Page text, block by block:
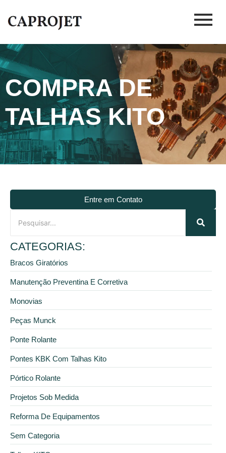
COMPRA DE
TALHAS KITO
Entre em Contato
CATEGORIAS:
Bracos Giratórios
Manutenção Preventina E Corretiva
Monovias
Peças Munck
Ponte Rolante
Pontes KBK Com Talhas Kito
Pórtico Rolante
Projetos Sob Medida
Reforma De Equipamentos
Sem Categoria